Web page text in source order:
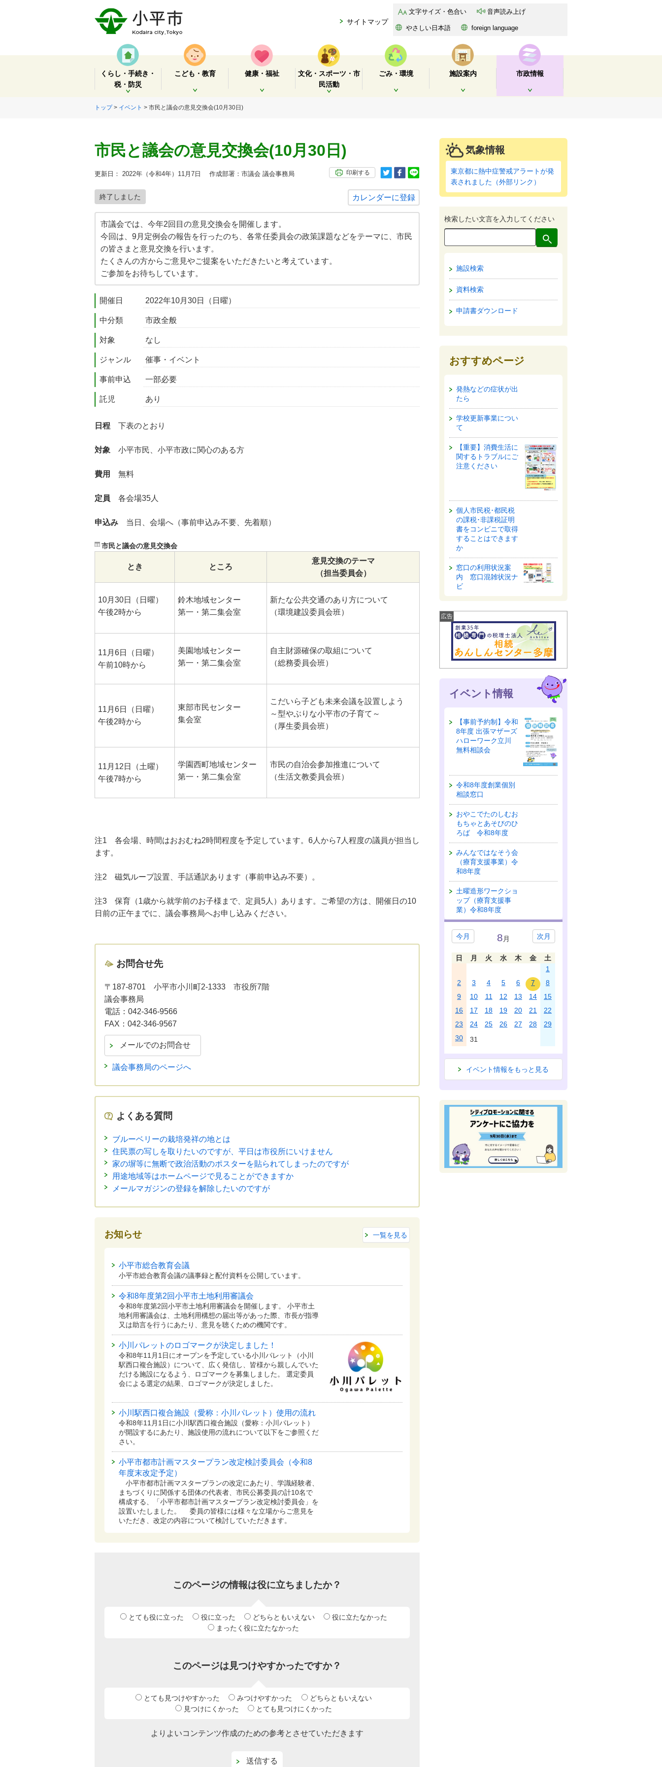
サイトマップ
文字サイズ・色合い 音声読み上げ
やさしい日本語 foreign language
くらし・手続き・
税・防災
開く
こども・教育
開く
健康・福祉
文化・スポーツ・市
民活動
ごみ・環境 施設案内 市政情報
トップ> イベント > 市民と議会の意見交換会(10月30日)
市民と議会の意見交換会(10月30日)
更新日： 2022年（令和4年）11月7日 作成部署：市議会 議会事務局 印刷する
カレンダーに登録
終了しました
市議会では、今年2回目の意見交換会を開催します。
今回は、9月定例会の報告を行ったのち、各常任委員会の政策課題などをテーマに、市民
の皆さまと意見交換を行います。
たくさんの方からご意見やご提案をいただきたいと考えています。
ご参加をお待ちしています。
開催日 2022年10月30日（日曜）
中分類 市政全般
対象 なし
ジャンル 催事・イベント
事前申込 一部必要
託児 あり
日程 下表のとおり
対象 小平市民、小平市政に関心のある方
費用 無料
定員 各会場35人
申込み 当日、会場へ（事前申込み不要、先着順）
市民と議会の意見交換会
とき ところ
意見交換のテーマ
（担当委員会）
10月30日（日曜）
午後2時から
鈴木地域センター
第一・第二集会室
新たな公共交通のあり方について
（環境建設委員会班）
11月6日（日曜）
午前10時から
美園地域センター
第一・第二集会室
自主財源確保の取組について
（総務委員会班）
11月6日（日曜）
午後2時から
東部市民センター
集会室
こだいら子ども未来会議を設置しよう
～型やぶりな小平市の子育て～
（厚生委員会班）
11月12日（土曜）
午後7時から
学園西町地域センター
第一・第二集会室
市民の自治会参加推進について
（生活文教委員会班）
注1 各会場、時間はおおむね2時間程度を予定しています。6人から7人程度の議員が担当し
ます。
注2 磁気ループ設置、手話通訳あります（事前申込み不要）。
注3 保育（1歳から就学前のお子様まで、定員5人）あります。ご希望の方は、開催日の10
日前の正午までに、議会事務局へお申し込みください。
お問合せ先
〒187-8701 小平市小川町2-1333 市役所7階
議会事務局
電話： 042-346-9566
FAX： 042-346-9567
議会事務局のページへ
よくある質問
ブルーベリーの栽培発祥の地とは
住民票の写しを取りたいのですが、平日は市役所にいけません
家の塀等に無断で政治活動のポスターを貼られてしまったのですが
用途地域等はホームページで見ることができますか
メールマガジンの登録を解除したいのですが
お知らせ 一覧を見る
小平市総合教育会議
小平市総合教育会議の議事録と配付資料を公開しています。
令和8年度第2回小平市土地利用審議会
令和8年度第2回小平市土地利用審議会を開催します。 小平市土
地利用審議会は、土地利用構想の届出等があった際、市長が指導
又は助言を行うにあたり、意見を聴くための機関です。
小川パレットのロゴマークが決定しました！
令和8年11月1日にオープンを予定している⼩川パレット（小川
駅西口複合施設）について、広く発信し、皆様から親しんでいた
だける施設になるよう、ロゴマークを募集しました。 選定委員
会による選定の結果、ロゴマークが決定しました。
小川駅西口複合施設（愛称：小川パレット）使用の流れ
令和8年11月1日に小川駅西口複合施設（愛称：小川パレット）
が開設するにあたり、施設使用の流れについて以下をご参照くだ
さい。
小平市都市計画マスタープラン改定検討委員会（令和8
年度末改定予定）
小平市都市計画マスタープランの改定にあたり、学識経験者、
まちづくりに関係する団体の代表者、市民公募委員の計10名で
構成する、「小平市都市計画マスタープラン改定検討委員会」を
設置いたしました。 委員の皆様には様々な立場からご意見を
いただき、改定の内容について検討していただきます。
このページの情報は役に立ちましたか？
とても役に立った 役に立った どちらともいえない
役に立たなかった
まったく役に立たなかった
このページは見つけやすかったですか？
とても見つけやすかった みつけやすかった
どちらともいえない
見つけにくかった
とても見つけにくかった
よりよいコンテンツ作成のための参考とさせていただきます
気象情報
東京都に熱中症警戒アラートが発
表されました（外部リンク）
検索したい文言を入力してください
施設検索
資料検索
申請書ダウンロード
おすすめページ
発熱などの症状が出
たら
学校更新事業につい
て
【重要】消費生活に
関するトラブルにご
注意ください
個人市民税･都民税
の課税･非課税証明
書をコンビニで取得
することはできます
か
窓口の利用状況案
内 窓口混雑状況ナ
ビ
広告
イベント情報
【事前予約制】令和
8年度 出張マザーズ
ハローワーク立川
無料相談会
令和8年度創業個別
相談窓口
おやこでたのしむお
もちゃとあそびのひ
ろば 令和8年度
みんなではなそう会
（療育支援事業）令
和8年度
土曜造形ワークショ
ップ（療育支援事
業）令和8年度
今月 次月
8 月
日 月 火 水 木 金
土
1
2
3 4 5 6 7
8
9
10 11 12 13 14
15
16
17 18 19 20 21
22
23
24 25 26 27 28
29
30
31
イベント情報をもっと見る